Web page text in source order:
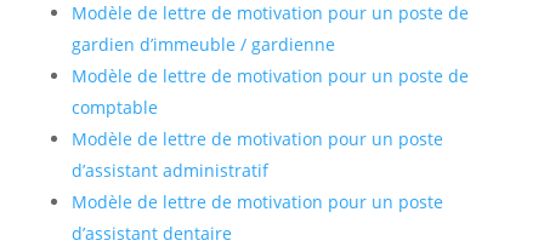
Modèle de lettre de motivation pour un poste de
gardien d’immeuble / gardienne
Modèle de lettre de motivation pour un poste de
comptable
Modèle de lettre de motivation pour un poste
d’assistant administratif
Modèle de lettre de motivation pour un poste
d’assistant dentaire